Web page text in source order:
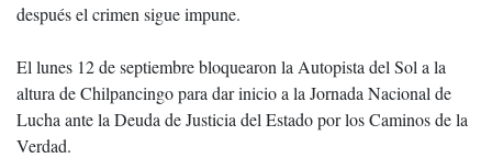
después el crimen sigue impune.
El lunes 12 de septiembre bloquearon la Autopista del Sol a la
altura de Chilpancingo para dar inicio a la Jornada Nacional de
Lucha ante la Deuda de Justicia del Estado por los Caminos de la
Verdad.